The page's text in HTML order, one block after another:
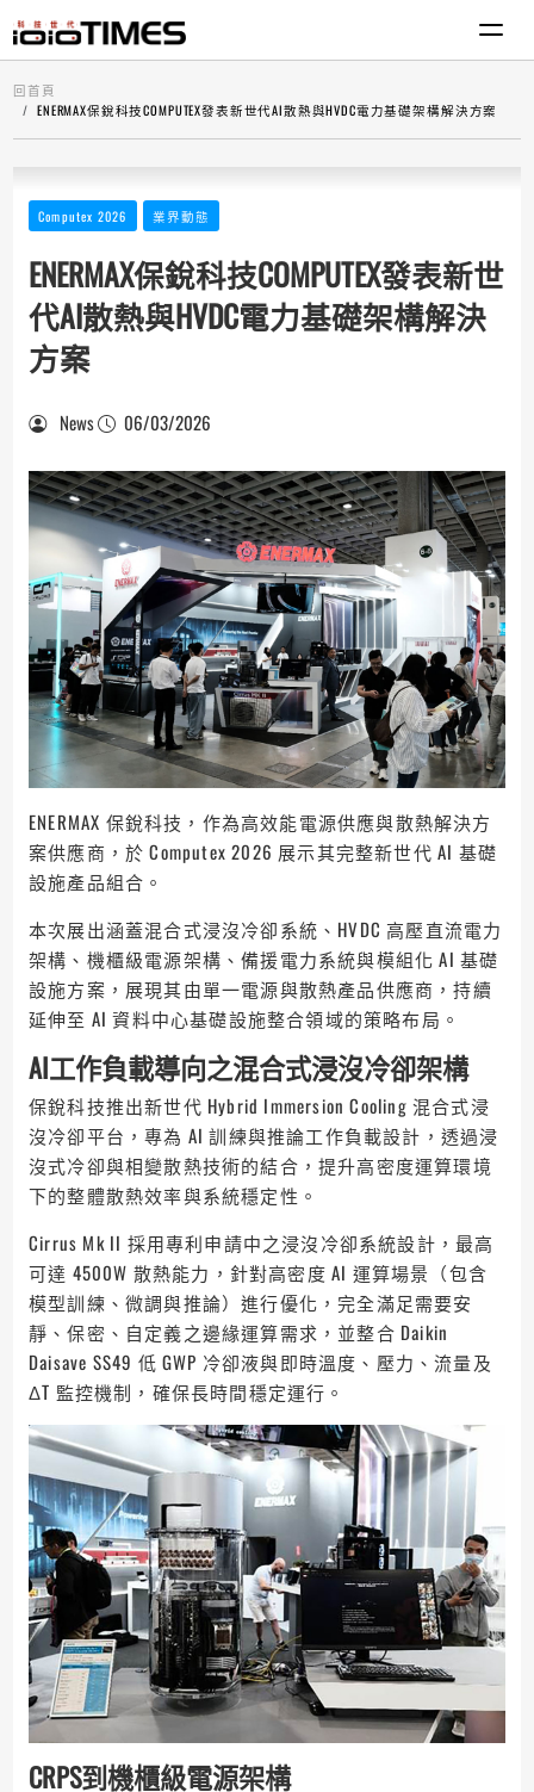
回首頁
ENERMAX保銳科技COMPUTEX發表新世代AI散熱與HVDC電力基礎架構解決方案
Computex 2026 業界動態
ENERMAX保銳科技COMPUTEX發表新世
代AI散熱與HVDC電力基礎架構解決
方案
News 06/03/2026
ENERMAX 保銳科技，作為高效能電源供應與散熱解決方
案供應商，於 Computex 2026 展示其完整新世代 AI 基礎
設施產品組合。
本次展出涵蓋混合式浸沒冷卻系統、HVDC 高壓直流電力
架構、機櫃級電源架構、備援電力系統與模組化 AI 基礎
設施方案，展現其由單一電源與散熱產品供應商，持續
延伸至 AI 資料中心基礎設施整合領域的策略布局。
AI工作負載導向之混合式浸沒冷卻架構
保銳科技推出新世代 Hybrid Immersion Cooling 混合式浸
沒冷卻平台，專為 AI 訓練與推論工作負載設計，透過浸
沒式冷卻與相變散熱技術的結合，提升高密度運算環境
下的整體散熱效率與系統穩定性。
Cirrus Mk II 採用專利申請中之浸沒冷卻系統設計，最高
可達 4500W 散熱能力，針對高密度 AI 運算場景（包含
模型訓練、微調與推論）進行優化，完全滿足需要安
靜、保密、自定義之邊緣運算需求，並整合 Daikin
Daisave SS49 低 GWP 冷卻液與即時溫度、壓力、流量及
ΔT 監控機制，確保長時間穩定運行。
CRPS到機櫃級電源架構